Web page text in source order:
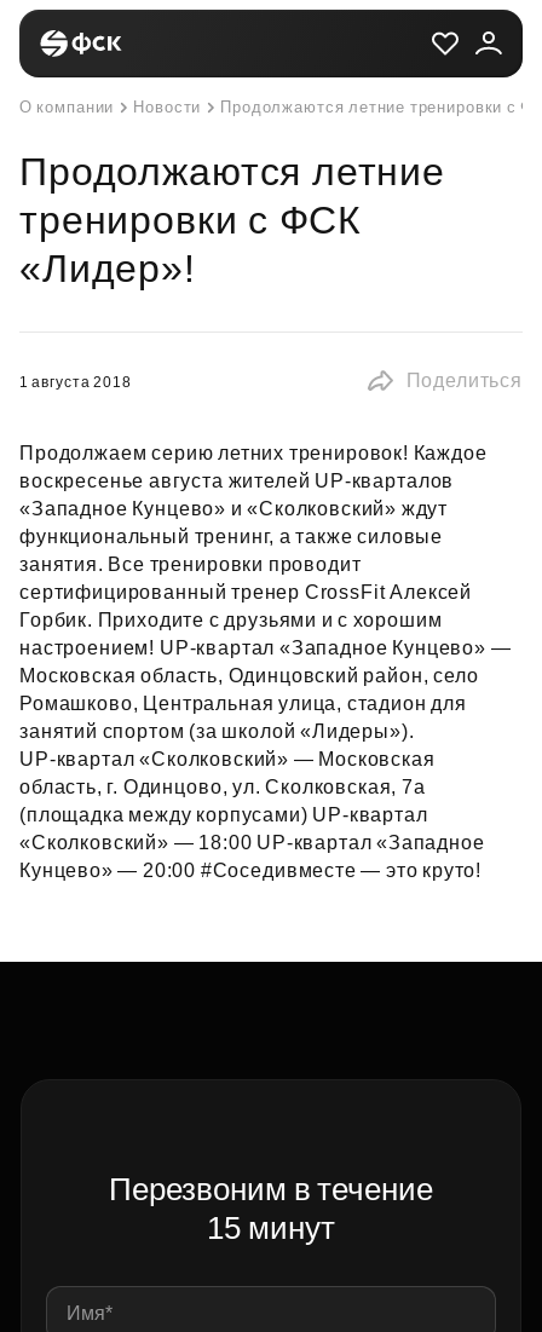
О компании Новости Продолжаются летние тренировки с
Продолжаются летние
тренировки с ФСК
«Лидер»!
1 августа 2018 Поделиться
Продолжаем серию летних тренировок! Каждое
воскресенье августа жителей UP‑кварталов
«Западное Кунцево» и «Сколковский» ждут
функциональный тренинг, а также силовые
занятия. Все тренировки проводит
сертифицированный тренер CrossFit Алексей
Горбик. Приходите с друзьями и с хорошим
настроением! UP‑квартал «Западное Кунцево» —
Московская область, Одинцовский район, село
Ромашково, Центральная улица, стадион для
занятий спортом (за школой «Лидеры»).
UP‑квартал «Сколковский» — Московская
область, г. Одинцово, ул. Сколковская, 7а
(площадка между корпусами) UP‑квартал
«Сколковский» — 18:00 UP‑квартал «Западное
Кунцево» — 20:00 #Соседивместе — это круто!
Перезвоним в течение
15 минут